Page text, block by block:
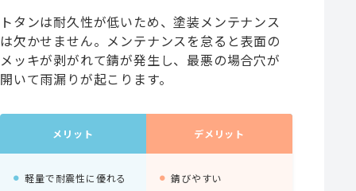
トタンは耐久性が低いため、塗装メンテナンス
は欠かせません。メンテナンスを怠ると表面の
メッキが剥がれて錆が発生し、最悪の場合穴が
開いて雨漏りが起こります。
メリット デメリット
軽量で耐震性に優れる 錆びやすい